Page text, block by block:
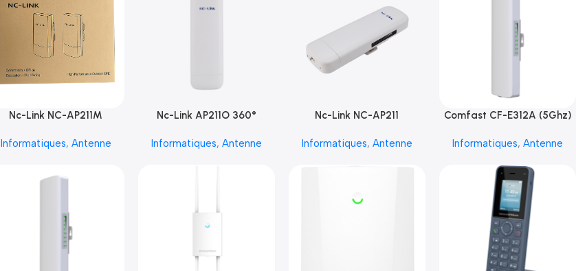
Nc-Link NC-AP211M
Informatiques, Antenne
Nc-Link AP211O 360°
Informatiques, Antenne
Nc-Link NC-AP211
Informatiques, Antenne
Comfast CF-E312A (5Ghz)
Informatiques, Antenne